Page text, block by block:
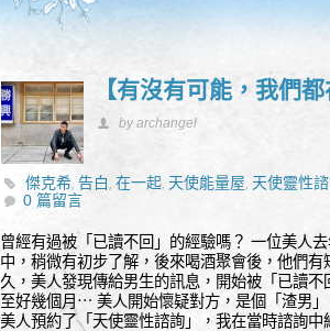
【有沒有可能，我們
by archangel
傑克希,告白,在一起, 天使能量屋, 天使靈性
彼此
0 篇留言
曾經有過被「已讀不回」的經驗嗎？ 一位美人
中，稍微有初步了解，後來喝酒聚會後，他們
久，美人發現傳給男生的訊息，開始被「已讀
至好幾個月⋯ 美人開始懷疑對方，是個「渣男
美人預約了「天使靈性諮詢」，我在當時諮詢